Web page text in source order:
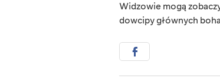
Widzowie mogą
dowcipy głównych